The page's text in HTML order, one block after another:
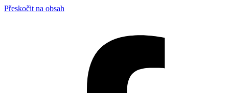
Přeskočit na obsah